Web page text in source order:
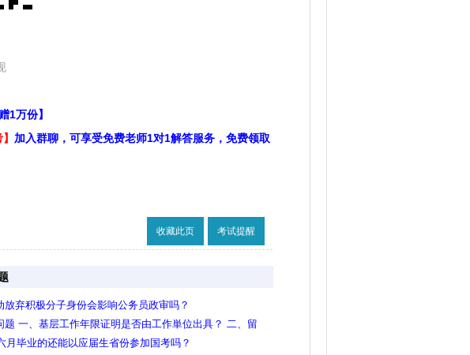
1万份】
加入群聊，可享受免费老师1对1解答服务，免费领取
收藏此页 考试提醒
放弃积极分子身份会影响公务员政审吗？
题 一、基层工作年限证明是否由工作単位出具？ 二、留
员所学专业名称未列入专业目录，如何报考？
月毕业的还能以应届生省份参加国考吗？